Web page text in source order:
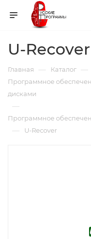
U-Recover
Главная — Каталог —
Программное
дисками
—
Программное
— U-Recover